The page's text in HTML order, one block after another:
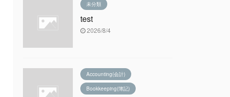
未分類
test
2026/8/4
Accounting(会計)
Bookkeeping(簿記)